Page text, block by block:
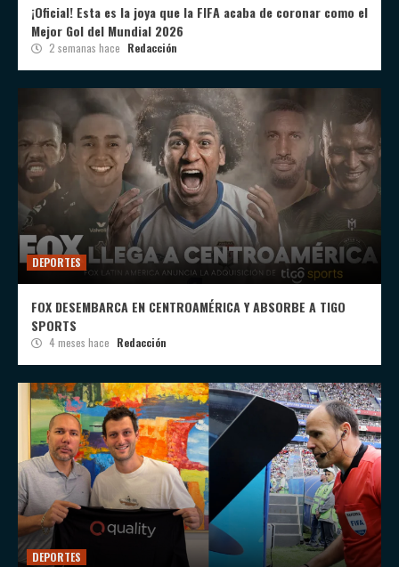
¡Oficial! Esta es la joya que la FIFA acaba de coronar como el
Mejor Gol del Mundial 2026
2 semanas hace Redacción
DEPORTES
FOX DESEMBARCA EN CENTROAMÉRICA Y ABSORBE A TIGO
SPORTS
4 meses hace Redacción
DEPORTES